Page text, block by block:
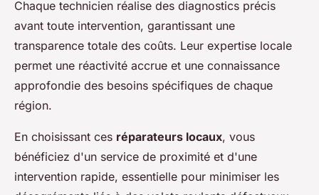
Chaque technicien réalise des diagnostics précis
avant toute intervention, garantissant une
transparence totale des coûts. Leur expertise locale
permet une réactivité accrue et une connaissance
approfondie des besoins spécifiques de chaque
région.
En choisissant ces réparateurs locaux, vous
bénéficiez d'un service de proximité et d'une
intervention rapide, essentielle pour minimiser les